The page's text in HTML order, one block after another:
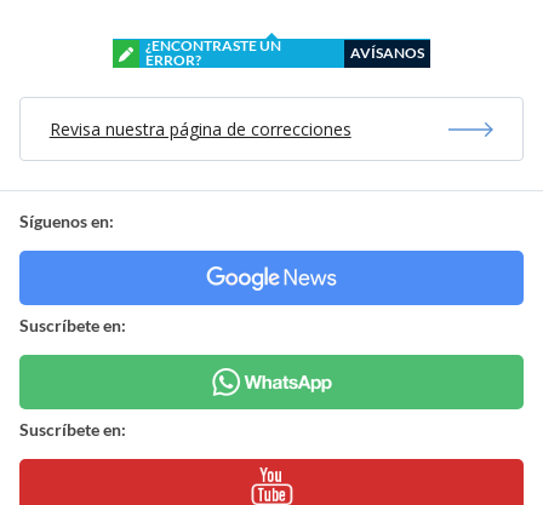
¿ENCONTRASTE UN
ERROR?
AVÍSANOS
Revisa nuestra página de correcciones
Síguenos en:
Suscríbete en:
Suscríbete en: